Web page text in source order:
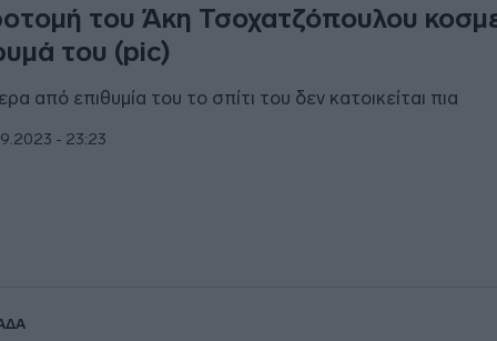
του Άκη Τσοχατζόπουλου
του (pic)
από επιθυμία του το σπίτι του δεν κατοικείται πια
- 23:23